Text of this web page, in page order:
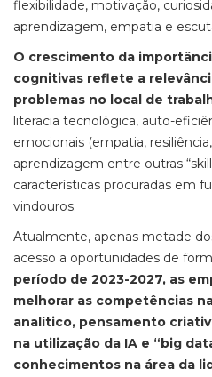
flexibilidade, motivação,
aprendizagem, empatia e
O crescimento da
cognitivas reflete a
problemas no local de
literacia tecnológica, auto-
emocionais (empatia,
aprendizagem entre outras
características procuradas em
vindouros.
Atualmente, apenas metade
acesso a oportunidades de
período de 2023-2027, as
melhorar as competências
analítico, pensamento
na utilização da IA e “big
conhecimentos na área da